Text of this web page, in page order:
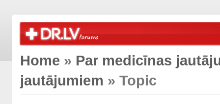
Home » Par medicīnas
jautājumiem » Topic